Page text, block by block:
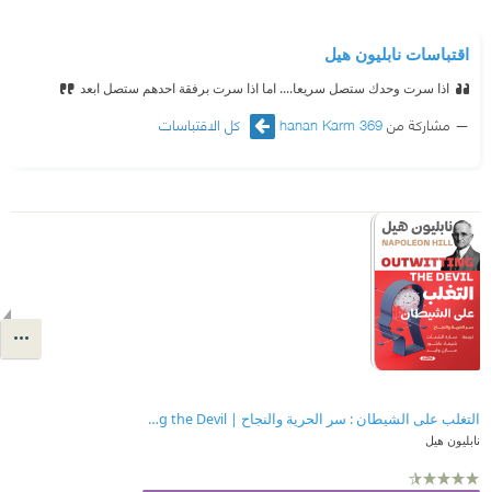
اقتباسات نابليون هيل
اذا سرت وحدك ستصل سريعا.... اما اذا سرت برفقة احدهم ستصل ابعد
مشاركة منhanan Karm 369 كل الاقتباسات
التغلب على الشيطان : سر الحرية والنجاح | Outwitting the Devil
نابليون هيل